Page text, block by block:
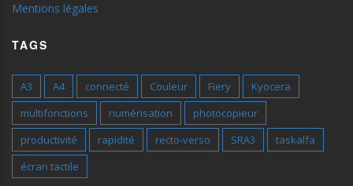
Mentions légales
TAGS
A3 A4 connecté Couleur Fiery
Kyocera
multifonctions
numérisation
photocopieur
productivité
rapidité recto-verso SRA3
taskalfa
écran tactile